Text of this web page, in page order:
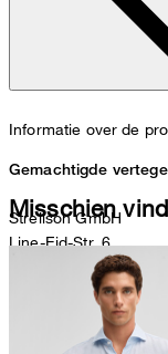
Informatie over de
Gemachtigde
Strellson GmbH
Line-Eid-Str. 6
78467 Konstanz
contact@strellson.com
Misschien